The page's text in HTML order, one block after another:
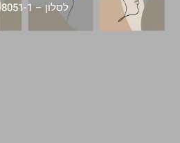
לסלון – dbx-8051-1